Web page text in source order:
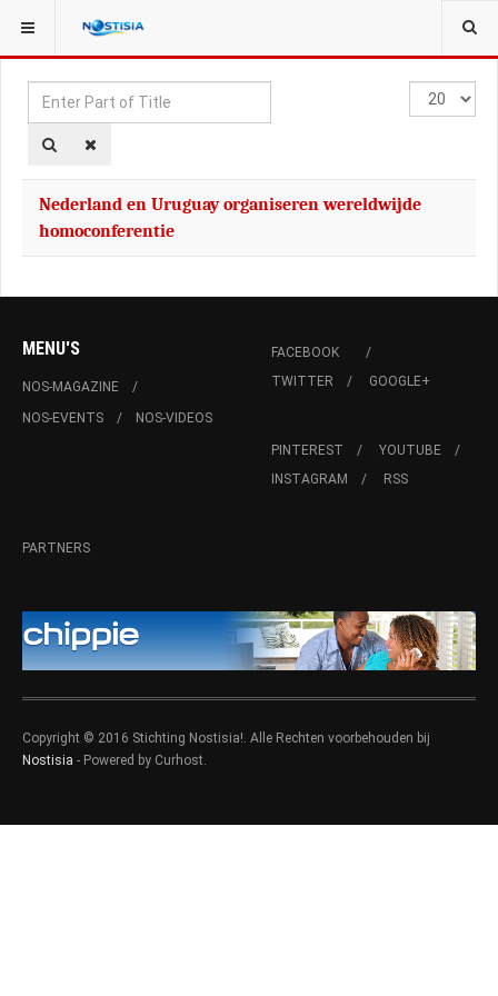
YOU ARE HERE:
Enter
Part
of
Display
#
Nederland en Uruguay organiseren wereldwijde
homoconferentie
MENU'S
NOS-MAGAZINE
NOS-EVENTS
NOS-VIDEOS
FACEBOOK
TWITTER
GOOGLE+
PINTEREST
YOUTUBE
INSTAGRAM
RSS
PARTNERS
Copyright © 2016 Stichting Nostisia!. Alle Rechten voorbehouden bij
Nostisia - Powered by Curhost.